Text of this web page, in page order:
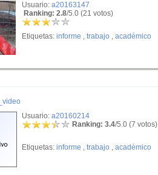
Usuario: a20163147
Ranking: 2.8/5.0 (21 votos)
Etiquetas: informe , trabajo , académico
Usuario: a20160214
Ranking: 3.4/5.0 (7 votos)
Etiquetas: informe , trabajo , académico